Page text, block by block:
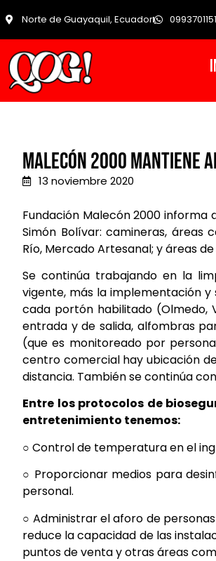
Norte de Guayaquil, Ecuador 0993701151
Malecón 2000 mantiene
13 noviembre 2020
Fundación Malecón 2000
Simón Bolívar: camineras, áreas
Río, Mercado Artesanal; y áreas
Se continúa trabajando en la
vigente, más la implementación
cada portón habilitado (Olmedo,
entrada y de salida, alfombras
(que es monitoreado por
centro comercial hay ubicación
distancia. También se continúa
Entre los protocolos de
entretenimiento tenemos:
○ Control de temperatura en el
○ Proporcionar medios para
personal.
○ Administrar el aforo de
reduce la capacidad de las
puntos de venta y otras áreas